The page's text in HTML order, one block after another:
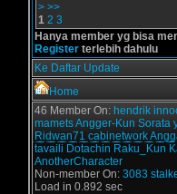
> >>
1 2 3
Hanya member yg bisa
Register terlebih dahulu
Ke Daftar Update
Home
46 Member On: hendrik
mametsAngger-Kun Sorata
Ridwan71 cabinetwork
tavaili Dotachin Raku_Kun
AnotherCharacter
Non-member On: 3083
Load in 0.892 sec